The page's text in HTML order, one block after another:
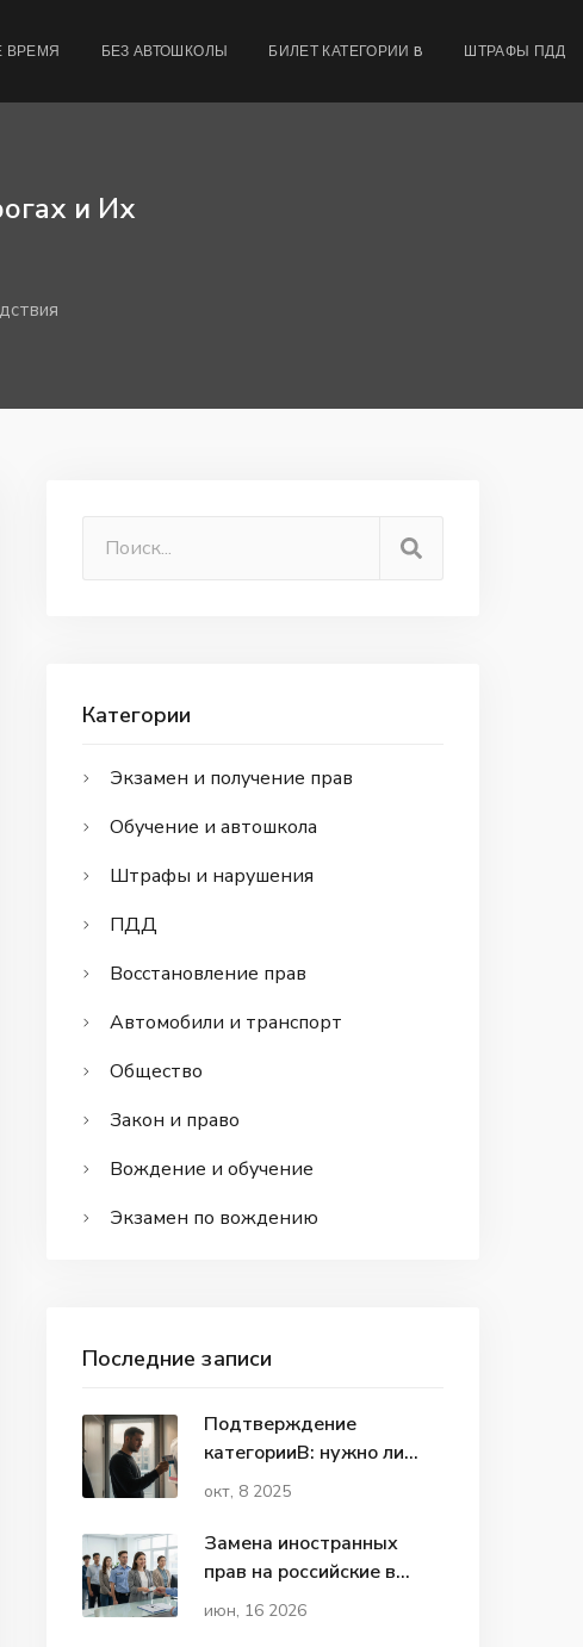
ВРЕМЯ БЕЗ АВТОШКОЛЫ БИЛЕТ КАТЕГОРИИ B ШТРАФЫ ПДД
и Их
Категории
Экзамен и получение прав
Обучение и автошкола
Штрафы и нарушения
ПДД
Восстановление прав
Автомобили и транспорт
Общество
Закон и право
Вождение и обучение
Экзамен по вождению
Последние записи
Подтверждение
категорииВ: нужно ли
делать это каждый год?
окт, 8 2025
Замена иностранных
прав на российские в
2026 году: нужно ли
июн, 16 2026